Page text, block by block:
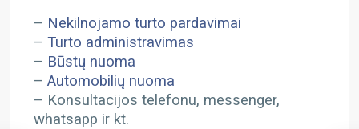
– Nekilnojamo turto pardavimai
– Turto administravimas
– Būstų nuoma
– Automobilių nuoma
– Konsultacijos telefonu, messenger,
whatsapp ir kt.